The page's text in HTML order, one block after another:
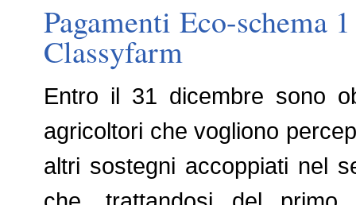
Pagamenti Eco-schema
Classyfarm
Entro il 31 dicembre sono
agricoltori che vogliono
altri sostegni accoppiati nel